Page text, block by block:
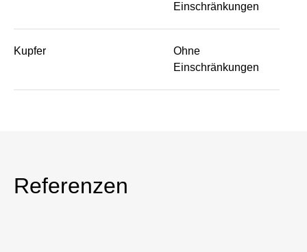
Einschränkungen
Kupfer
Ohne
Einschränkungen
Referenzen